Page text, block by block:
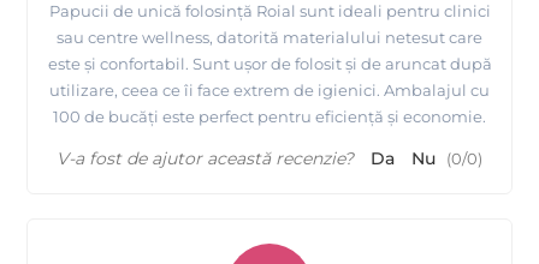
Papucii de unică folosință Roial sunt ideali pentru clinici
sau centre wellness, datorită materialului netesut care
este și confortabil. Sunt ușor de folosit și de aruncat după
utilizare, ceea ce îi face extrem de igienici. Ambalajul cu
100 de bucăți este perfect pentru eficiență și economie.
V-a fost de ajutor această recenzie? Da Nu (0/0)